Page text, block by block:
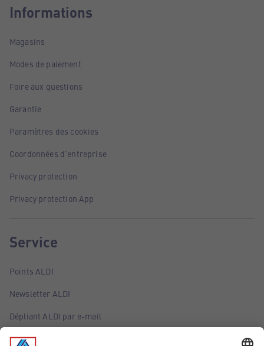
Informations
Magasins
Modes de paiement
Foire aux questions
Garantie
Paramètres des cookies
Coordonnées d'entreprise
Privacy protection
Privacy protection App
Service
Points ALDI
Newsletter ALDI
Dépliant ALDI par e-mail
Offres